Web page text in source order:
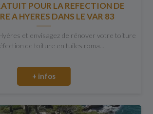
POUR LA REFECTION DE
A HYERES DANS LE VAR 83
et envisagez de rénover votre toiture
de toiture en tuiles roma...
+ infos